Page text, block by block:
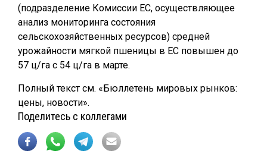
(подразделение Комиссии ЕС, осуществляющее
анализ мониторинга состояния
сельскохозяйственных ресурсов) средней
урожайности мягкой пшеницы в ЕС повышен до
57 ц/га с 54 ц/га в марте.
Полный текст см. «Бюллетень мировых рынков:
цены, новости».
Поделитесь с коллегами